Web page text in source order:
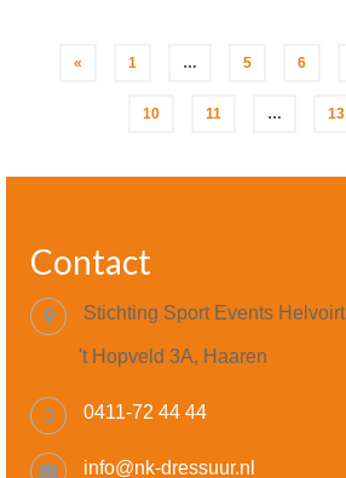
Berichten
paginering
« 1 … 5 6
10 11 … 13
Contact
Stichting Sport Events Helvoirt
't Hopveld 3A, Haaren
0411-72 44 44
info@nk-dressuur.nl